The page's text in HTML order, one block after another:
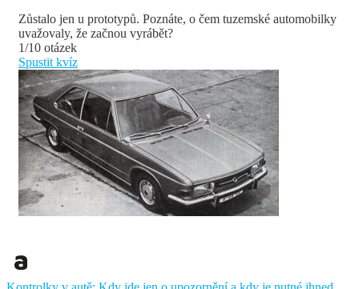
Zůstalo jen u prototypů. Poznáte, o čem tuzemské automobilky
uvažovaly, že začnou vyrábět?
1/10 otázek
Spustit kvíz